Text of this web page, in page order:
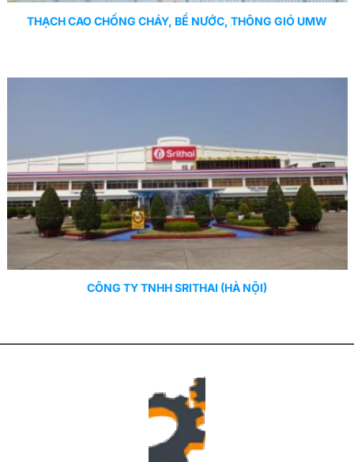
THẠCH CAO CHỐNG CHÁY, BỂ NƯỚC, THÔNG GIÓ UMW
CÔNG TY TNHH SRITHAI (HÀ NỘI)